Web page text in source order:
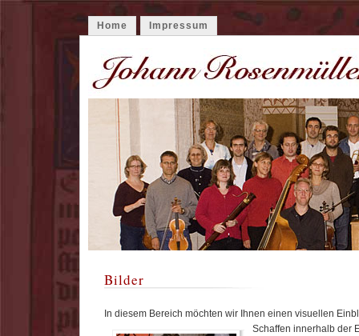
Home Impressum
Bilder
In diesem Bereich möchten wir Ihnen einen visuellen
Schaffen innerhalb der